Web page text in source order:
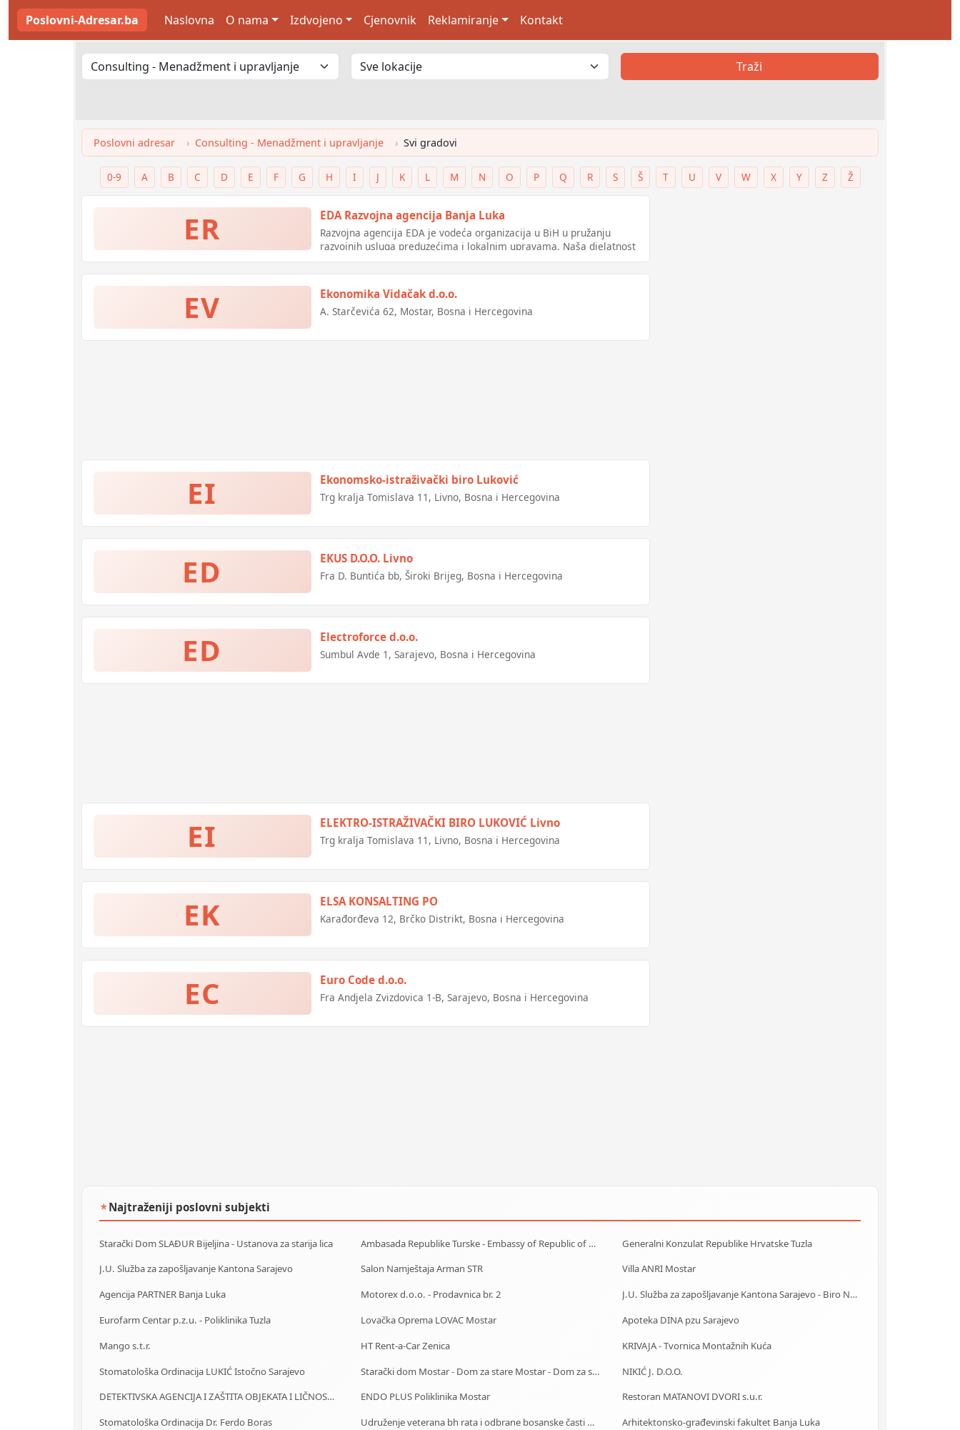
Poslovni-Adresar.ba Naslovna O nama Izdvojeno Cjenovnik Reklamiranje Kontakt
Traži
Poslovni adresar Consulting - Menadžment i upravljanje Svi gradovi
0-9 A B C D E F G H I J K L M N O P Q R S Š T U V W X Y Z Ž
ER EDA Razvojna agencija Banja Luka
Razvojna agencija EDA je vodeća organizacija u BiH u pružanju
razvojnih usluga preduzećima i lokalnim upravama. Naša djelatnost
EV Ekonomika Vidačak d.o.o.
A. Starčevića 62, Mostar, Bosna i Hercegovina
EI Ekonomsko-istraživački biro Luković
Trg kralja Tomislava 11, Livno, Bosna i Hercegovina
ED EKUS D.O.O. Livno
Fra D. Buntića bb, Široki Brijeg, Bosna i Hercegovina
ED Electroforce d.o.o.
Sumbul Avde 1, Sarajevo, Bosna i Hercegovina
EI ELEKTRO-ISTRAŽIVAČKI BIRO LUKOVIĆ Livno
Trg kralja Tomislava 11, Livno, Bosna i Hercegovina
EK ELSA KONSALTING PO
Karađorđeva 12, Brčko Distrikt, Bosna i Hercegovina
EC Euro Code d.o.o.
Fra Andjela Zvizdovica 1-B, Sarajevo, Bosna i Hercegovina
★Najtraženiji poslovni subjekti
Starački Dom SLAĐUR Bijeljina - Ustanova za starija lica Ambasada Republike Turske - Embassy of Republic of Turkey
Generalni Konzulat Republike Hrvatske Tuzla
J.U. Služba za zapošljavanje Kantona Sarajevo
Salon Namještaja Arman STR
Villa ANRI Mostar
Agencija PARTNER Banja Luka
Motorex d.o.o. - Prodavnica br. 2
J.U. Služba za zapošljavanje Kantona Sarajevo - Biro Novi Grad
Eurofarm Centar p.z.u. - Poliklinika Tuzla
Lovačka Oprema LOVAC Mostar
Apoteka DINA pzu Sarajevo
Mango s.t.r.
HT Rent-a-Car Zenica
KRIVAJA - Tvornica Montažnih Kuća
Stomatološka Ordinacija LUKIĆ Istočno Sarajevo
Starački dom Mostar - Dom za stare Mostar - Dom za stara lica Mostar
NIKIĆ J. D.O.O.
DETEKTIVSKA AGENCIJA I ZAŠTITA OBJEKATA I LIČNOSTI ALFA DM Travnik
ENDO PLUS Poliklinika Mostar
Restoran MATANOVI DVORI s.u.r.
Stomatološka Ordinacija Dr. Ferdo Boras
Udruženje veterana bh rata i odbrane bosanske časti Zenica
Arhitektonsko-građevinski fakultet Banja Luka